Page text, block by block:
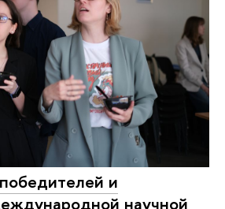
и
научной